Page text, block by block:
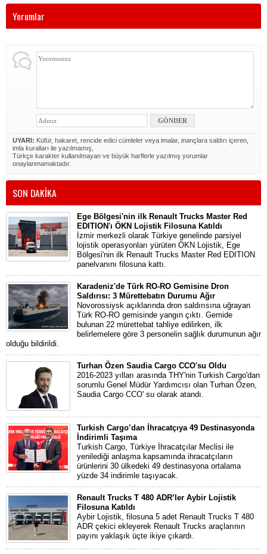
Yorumlar
UYARI: Küfür, hakaret, rencide edici cümleler veya imalar, inançlara saldırı içeren,
imla kuralları ile yazılmamış,
Türkçe karakter kullanılmayan ve büyük harflerle yazılmış yorumlar
onaylanmamaktadır.
SON DAKİKA
Ege Bölgesi'nin ilk Renault Trucks Master Red
EDITION'ı ÖKN Lojistik Filosuna Katıldı
İzmir merkezli olarak Türkiye genelinde parsiyel
lojistik operasyonları yürüten ÖKN Lojistik, Ege
Bölgesi'nin ilk Renault Trucks Master Red EDITION
panelvanını filosuna kattı.
Karadeniz'de Türk RO-RO Gemisine Dron
Saldırısı: 3 Mürettebatın Durumu Ağır
Novorossiysk açıklarında dron saldırısına uğrayan
Türk RO-RO gemisinde yangın çıktı. Gemide
bulunan 22 mürettebat tahliye edilirken, ilk
belirlemelere göre 3 personelin sağlık durumunun ağır
olduğu bildirildi.
Turhan Özen Saudia Cargo CCO'su Oldu
2016-2023 yılları arasında THY'nin Turkish Cargo'dan
sorumlu Genel Müdür Yardımcısı olan Turhan Özen,
Saudia Cargo CCO' su olarak atandı.
Turkish Cargo’dan İhracatçıya 49 Destinasyonda
İndirimli Taşıma
Turkish Cargo, Türkiye İhracatçılar Meclisi ile
yenilediği anlaşma kapsamında ihracatçıların
ürünlerini 30 ülkedeki 49 destinasyona ortalama
yüzde 34 indirimle taşıyacak.
Renault Trucks T 480 ADR’ler Aybir Lojistik
Filosuna Katıldı
Aybir Lojistik, filosuna 5 adet Renault Trucks T 480
ADR çekici ekleyerek Renault Trucks araçlarının
payını yaklaşık üçte ikiye çıkardı.